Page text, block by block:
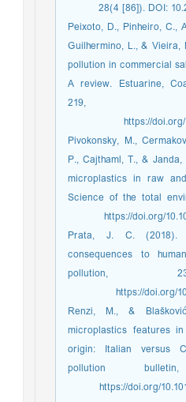
28(4 [86]). DOI:
Peixoto, D., Pinheiro, C.,
Guilhermino, L., &
pollution in commercial
A review. Estuarine,
219,
https://
Pivokonsky, M.,
P., Cajthaml, T., &
microplastics in raw
Science of the total
https://doi.org/
Prata, J. C. (2018).
consequences to
pollution,
https://doi.org/
Renzi, M., &
microplastics features
origin: Italian versus
pollution
https://doi.org/